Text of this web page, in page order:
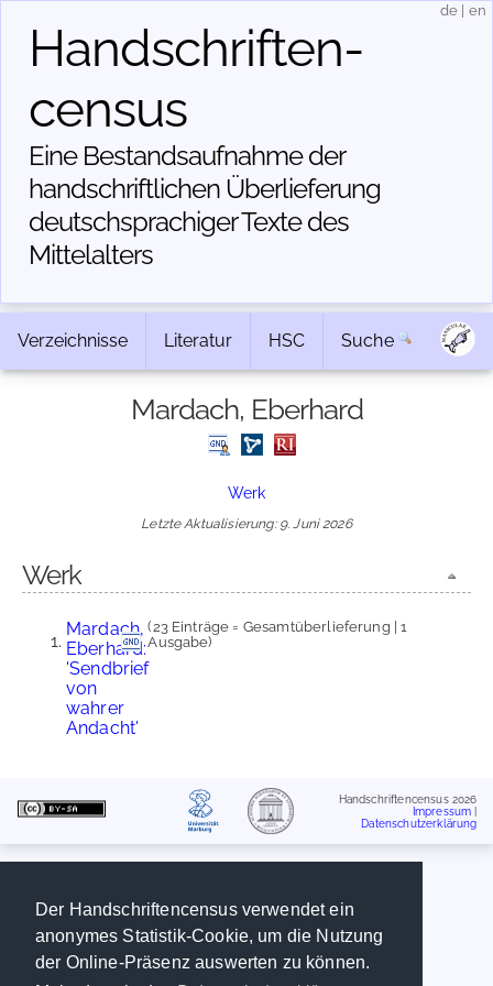
Der Handschriftencensus verwendet ein
anonymes Statistik-Cookie, um die Nutzung
der Online-Präsenz auswerten zu können.
Handschriften­
census
Eine Bestandsaufnahme der
handschriftlichen Über­lieferung
deutschsprachiger Texte des
Mittelalters
de en
Verzeichnisse Literatur HSC Suche
Mardach, Eberhard
Werk
Letzte Aktualisierung: 9. Juni 2026
Werk
Mardach,
Eberhard:
'Sendbrief
von
wahrer
Andacht'
(23 Einträge = Gesamtüberlieferung | 1
Ausgabe)
Handschriftencensus 2026
Impressum
Datenschutzerklärung